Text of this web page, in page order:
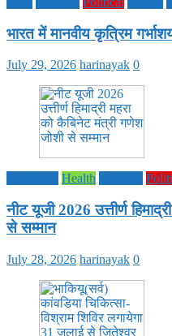
भारत में मानवीय कृत्रिम
July 29, 2026 harinayak 0
Health
नीट यूजी 2026 उत्तीर्ण
से सम्मान
July 28, 2026 harinayak 0